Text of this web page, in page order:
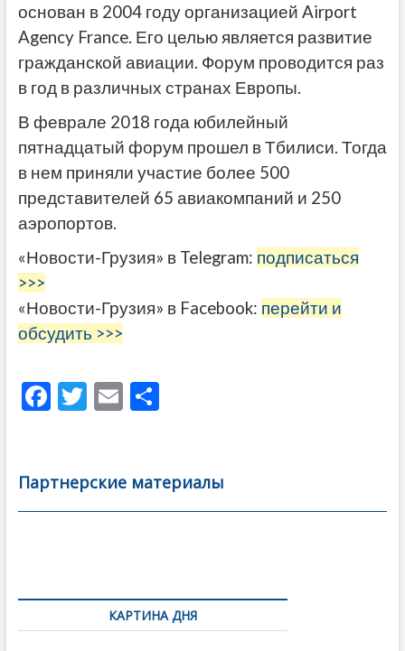
основан в 2004 году организацией Airport
Agency France. Его целью является развитие
гражданской авиации. Форум проводится раз
в год в различных странах Европы.
В феврале 2018 года юбилейный
пятнадцатый форум прошел в Тбилиси. Тогда
в нем приняли участие более 500
представителей 65 авиакомпаний и 250
аэропортов.
«Новости-Грузия» в Telegram: подписаться
>>>
«Новости-Грузия» в Facebook: перейти и
обсудить >>>
F
b
o
T
er
E
l
О
а
в
Партнерские материалы
по
записямКАРТИНА ДНЯ